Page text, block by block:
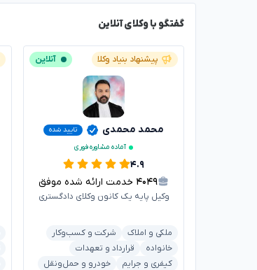
گفتگو با وکلای آنلاین
پیشنهاد بنیاد وکلا آنلاین
محمد محمدی
تایید شده
آماده مشاوره فوری
۴.۹
۴۰۴۹ خدمت ارائه شده موفق
وکیل پایه یک کانون وکلای دادگستری
ملکی و املاک
شرکت و کسب‌وکار
خانواده
قرارداد و تعهدات
کیفری و جرایم
خودرو و حمل‌ونقل